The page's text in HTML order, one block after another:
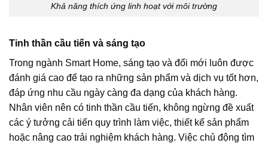
Khả năng thích ứng linh hoạt với môi trường
Tinh thần cầu tiến và sáng tạo
Trong ngành Smart Home, sáng tạo và đổi mới luôn được
đánh giá cao để tạo ra những sản phẩm và dịch vụ tốt hơn,
đáp ứng nhu cầu ngày càng đa dạng của khách hàng.
Nhân viên nên có tinh thần cầu tiến, không ngừng đề xuất
các ý tưởng cải tiến quy trình làm việc, thiết kế sản phẩm
hoặc nâng cao trải nghiệm khách hàng. Việc chủ động tìm